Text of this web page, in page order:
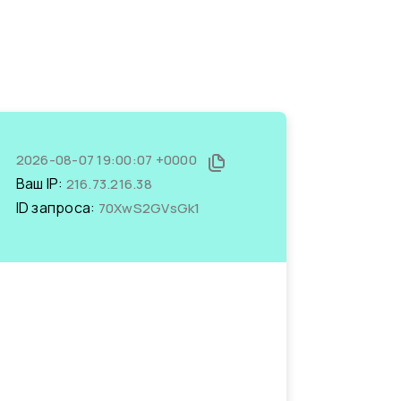
2026-08-07 19:00:07 +0000
Ваш IP: 216.73.216.38
ID запроса: 70XwS2GVsGk1